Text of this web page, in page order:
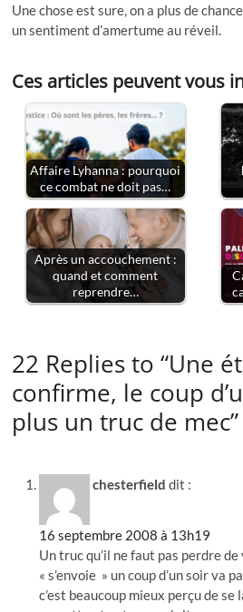
Une chose est sure, on a plus de
un sentiment d’amertume au réveil.
Ces articles peuvent vous
Affaire Lyhanna : pourquoi
ce combat ne doit pas…
Après un accouchement :
quand et comment
reprendre…
22 Replies to “Une
confirme, le coup
plus un truc de mec”
chesterfield dit :
16 septembre 2008 à 13h19
Un truc qu’il ne faut pas perdre de
« s’envoie » un coup d’un soir va
c’est beaucoup mieux perçu de se